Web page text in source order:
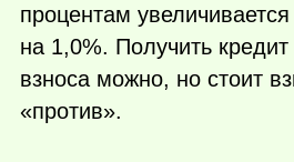
процентам
на 1,0%. Получить кредит
взноса можно, но стоит
«против».